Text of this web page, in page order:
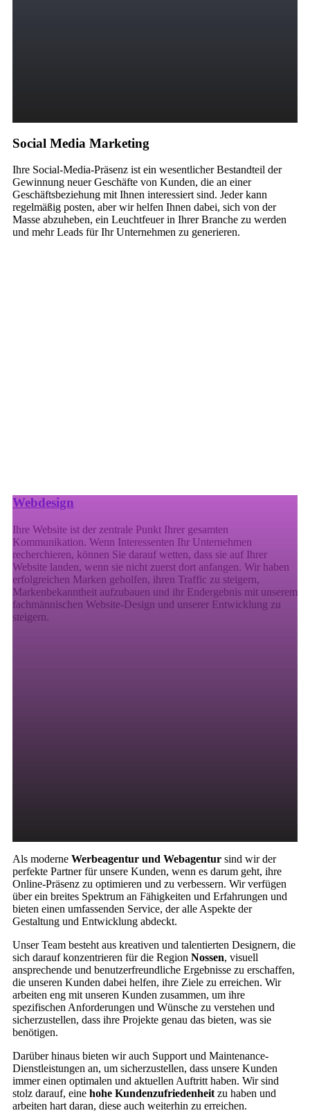
Social Media Marketing
Ihre Social-Media-Präsenz ist ein wesentlicher Bestandteil der
Gewinnung neuer Geschäfte von Kunden, die an einer
Geschäftsbeziehung mit Ihnen interessiert sind. Jeder kann
regelmäßig posten, aber wir helfen Ihnen dabei, sich von der
Masse abzuheben, ein Leuchtfeuer in Ihrer Branche zu werden
und mehr Leads für Ihr Unternehmen zu generieren.
Webdesign
Ihre Website ist der zentrale Punkt Ihrer gesamten
Kommunikation. Wenn Interessenten Ihr Unternehmen
recherchieren, können Sie darauf wetten, dass sie auf Ihrer
Website landen, wenn sie nicht zuerst dort anfangen. Wir haben
erfolgreichen Marken geholfen, ihren Traffic zu steigern,
Markenbekanntheit aufzubauen und ihr Endergebnis mit unserem
fachmännischen Website-Design und unserer Entwicklung zu
steigern.
Als moderne Werbeagentur und Webagentur sind wir der
perfekte Partner für unsere Kunden, wenn es darum geht, ihre
Online-Präsenz zu optimieren und zu verbessern. Wir verfügen
über ein breites Spektrum an Fähigkeiten und Erfahrungen und
bieten einen umfassenden Service, der alle Aspekte der
Gestaltung und Entwicklung abdeckt.
Unser Team besteht aus kreativen und talentierten Designern, die
sich darauf konzentrieren für die Region Nossen, visuell
ansprechende und benutzerfreundliche Ergebnisse zu erschaffen,
die unseren Kunden dabei helfen, ihre Ziele zu erreichen. Wir
arbeiten eng mit unseren Kunden zusammen, um ihre
spezifischen Anforderungen und Wünsche zu verstehen und
sicherzustellen, dass ihre Projekte genau das bieten, was sie
benötigen.
Darüber hinaus bieten wir auch Support und Maintenance-
Dienstleistungen an, um sicherzustellen, dass unsere Kunden
immer einen optimalen und aktuellen Auftritt haben. Wir sind
stolz darauf, eine hohe Kundenzufriedenheit zu haben und
arbeiten hart daran, diese auch weiterhin zu erreichen.